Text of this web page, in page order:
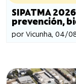
SIPATMA
prevención,
por Vicunha, 04/